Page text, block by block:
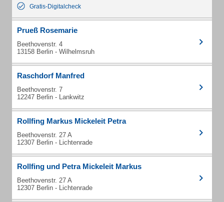
Gratis-Digitalcheck
Prueß Rosemarie
Beethovenstr. 4
13158 Berlin - Wilhelmsruh
Raschdorf Manfred
Beethovenstr. 7
12247 Berlin - Lankwitz
Rollfing Markus Mickeleit Petra
Beethovenstr. 27 A
12307 Berlin - Lichtenrade
Rollfing und Petra Mickeleit Markus
Beethovenstr. 27 A
12307 Berlin - Lichtenrade